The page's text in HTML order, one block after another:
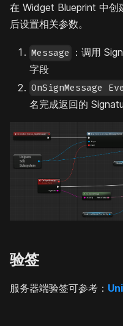
在 Widget Blueprint 中创
后设置相关参数。
Message ：调用
字段
OnSignMessage
名完成返回的
验签
服务器端验签可参考：